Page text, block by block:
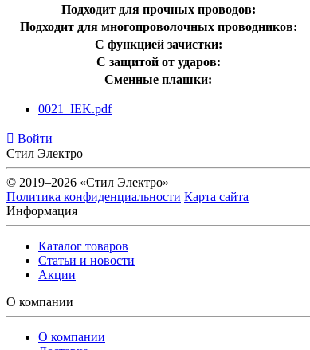
Подходит для прочных проводов:
Подходит для многопроволочных проводников:
С функцией зачистки:
С защитой от ударов:
Сменные плашки:
0021_IEK.pdf
Войти
Стил Электро
© 2019–2026 «Стил Электро»
Политика конфиденциальности Карта сайта
Информация
Каталог товаров
Статьи и новости
Акции
О компании
О компании